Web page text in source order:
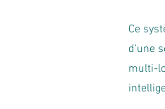
Ce
d'une
multi-